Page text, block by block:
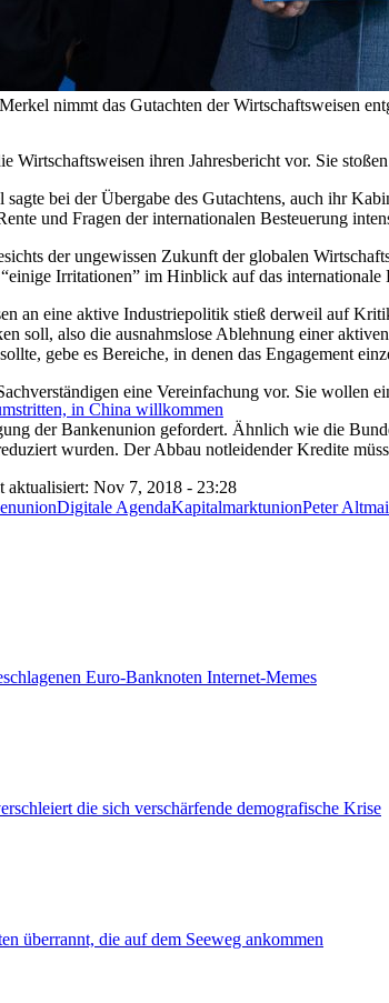
nimmt das Gutachten der Wirtschaftsweisen
Wirtschaftsweisen ihren Jahresbericht vor. Sie
bei der Übergabe des Gutachtens, auch ihr
und Fragen der internationalen Besteuerung
der ungewissen Zukunft der globalen
Irritationen” im Hinblick auf das
an eine aktive Industriepolitik stieß derweil auf
soll, also die ausnahmslose Ablehnung einer
gebe es Bereiche, in denen das Engagement
in China willkommen
eine Vereinfachung vor. Sie wollen
der Bankenunion gefordert. Ähnlich wie die
wurden. Der Abbau notleidender Kredite
aktualisiert: Nov 7, 2018 - 23:28
Digitale AgendaKapitalmarktunionPeter
Euro-Banknoten Internet-Memes
die sich verschärfende demografische Krise
überrannt, die auf dem Seeweg ankommen